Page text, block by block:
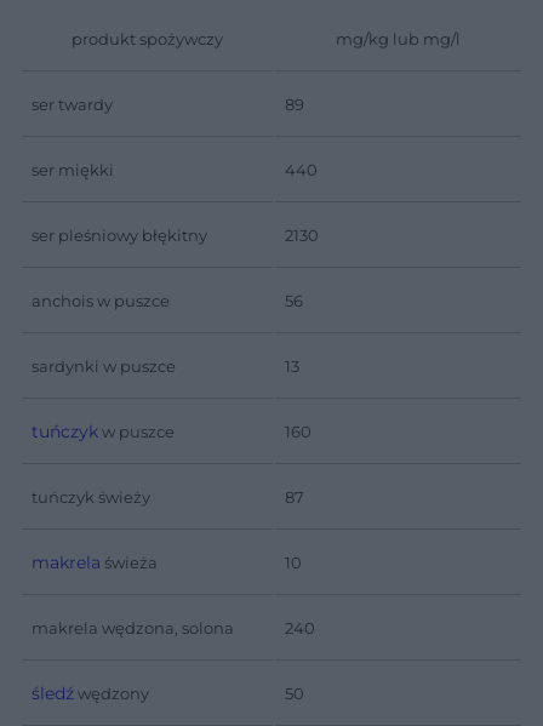
produkt spożywczy mg/kg lub mg/l
ser twardy 89
ser miękki 440
ser pleśniowy błękitny 2130
anchois w puszce 56
sardynki w puszce 13
tuńczyk w puszce 160
tuńczyk świeży 87
makrela świeża 10
makrela wędzona, solona 240
śledź wędzony 50